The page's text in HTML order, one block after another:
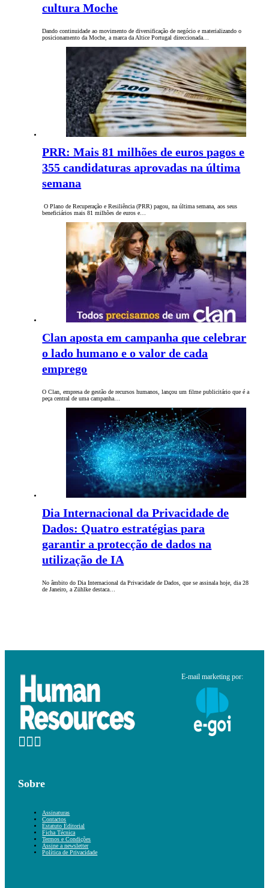
cultura Moche
Dando continuidade ao movimento de diversificação de negócio e materializando o
posicionamento da Moche, a marca da Altice Portugal direccionada…
PRR: Mais 81 milhões de euros pagos e
355 candidaturas aprovadas na última
semana
O Plano de Recuperação e Resiliência (PRR) pagou, na última semana, aos seus
beneficiários mais 81 milhões de euros e…
Clan aposta em campanha que celebrar
o lado humano e o valor de cada
emprego
O Clan, empresa de gestão de recursos humanos, lançou um filme publicitário que é a
peça central de uma campanha…
Dia Internacional da Privacidade de
Dados: Quatro estratégias para
garantir a protecção de dados na
utilização de IA
No âmbito do Dia Internacional da Privacidade de Dados, que se assinala hoje, dia 28
de Janeiro, a Zühlke destaca…
E-mail marketing por:
Sobre
Assinaturas
Contactos
Estatuto Editorial
Ficha Técnica
Termos e Condições
Assine a newsletter
Política de Privacidade